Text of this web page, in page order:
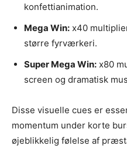
konfettianimation.
Mega Win: x40
større fyrværkeri.
Super Mega Win: x80
screen og dramatisk
Disse visuelle cues er
momentum under korte
øjeblikkelig følelse af